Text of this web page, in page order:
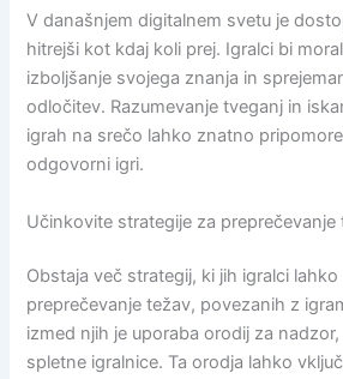
V današnjem digitalnem svetu je
hitrejši kot kdaj koli prej. Igralci bi
izboljšanje svojega znanja in
odločitev. Razumevanje tveganj in
igrah na srečo lahko znatno
odgovorni igri.
Učinkovite strategije za preprečevanje
Obstaja več strategij, ki jih igralci
preprečevanje težav, povezanih z
izmed njih je uporaba orodij za
spletne igralnice. Ta orodja lahko